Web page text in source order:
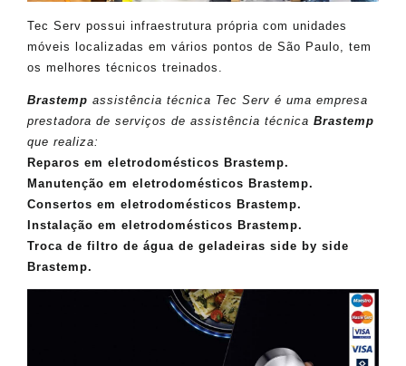
Tec Serv possui infraestrutura própria com unidades
móveis localizadas em vários pontos de São Paulo, tem
os melhores técnicos treinados.
Brastemp assistência técnica Tec Serv é uma empresa
prestadora de serviços de assistência técnica Brastemp
que realiza:
Reparos em eletrodomésticos Brastemp.
Manutenção em eletrodomésticos Brastemp.
Consertos em eletrodomésticos Brastemp.
Instalação em eletrodomésticos Brastemp.
Troca de filtro de água de geladeiras side by side
Brastemp.